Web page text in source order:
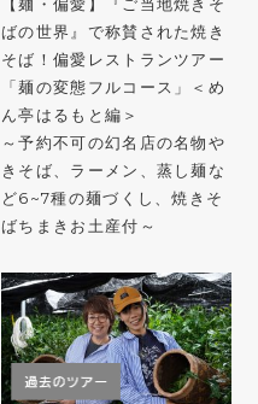
ばの世界』で称賛された焼き
そば！偏愛レストランツアー
「麺の変態フルコース」＜め
ん亭はるもと編＞
～予約不可の幻名店の名物や
きそば、ラーメン、蒸し麺な
ど6~7種の麺づくし、焼きそ
ばちまきお土産付～